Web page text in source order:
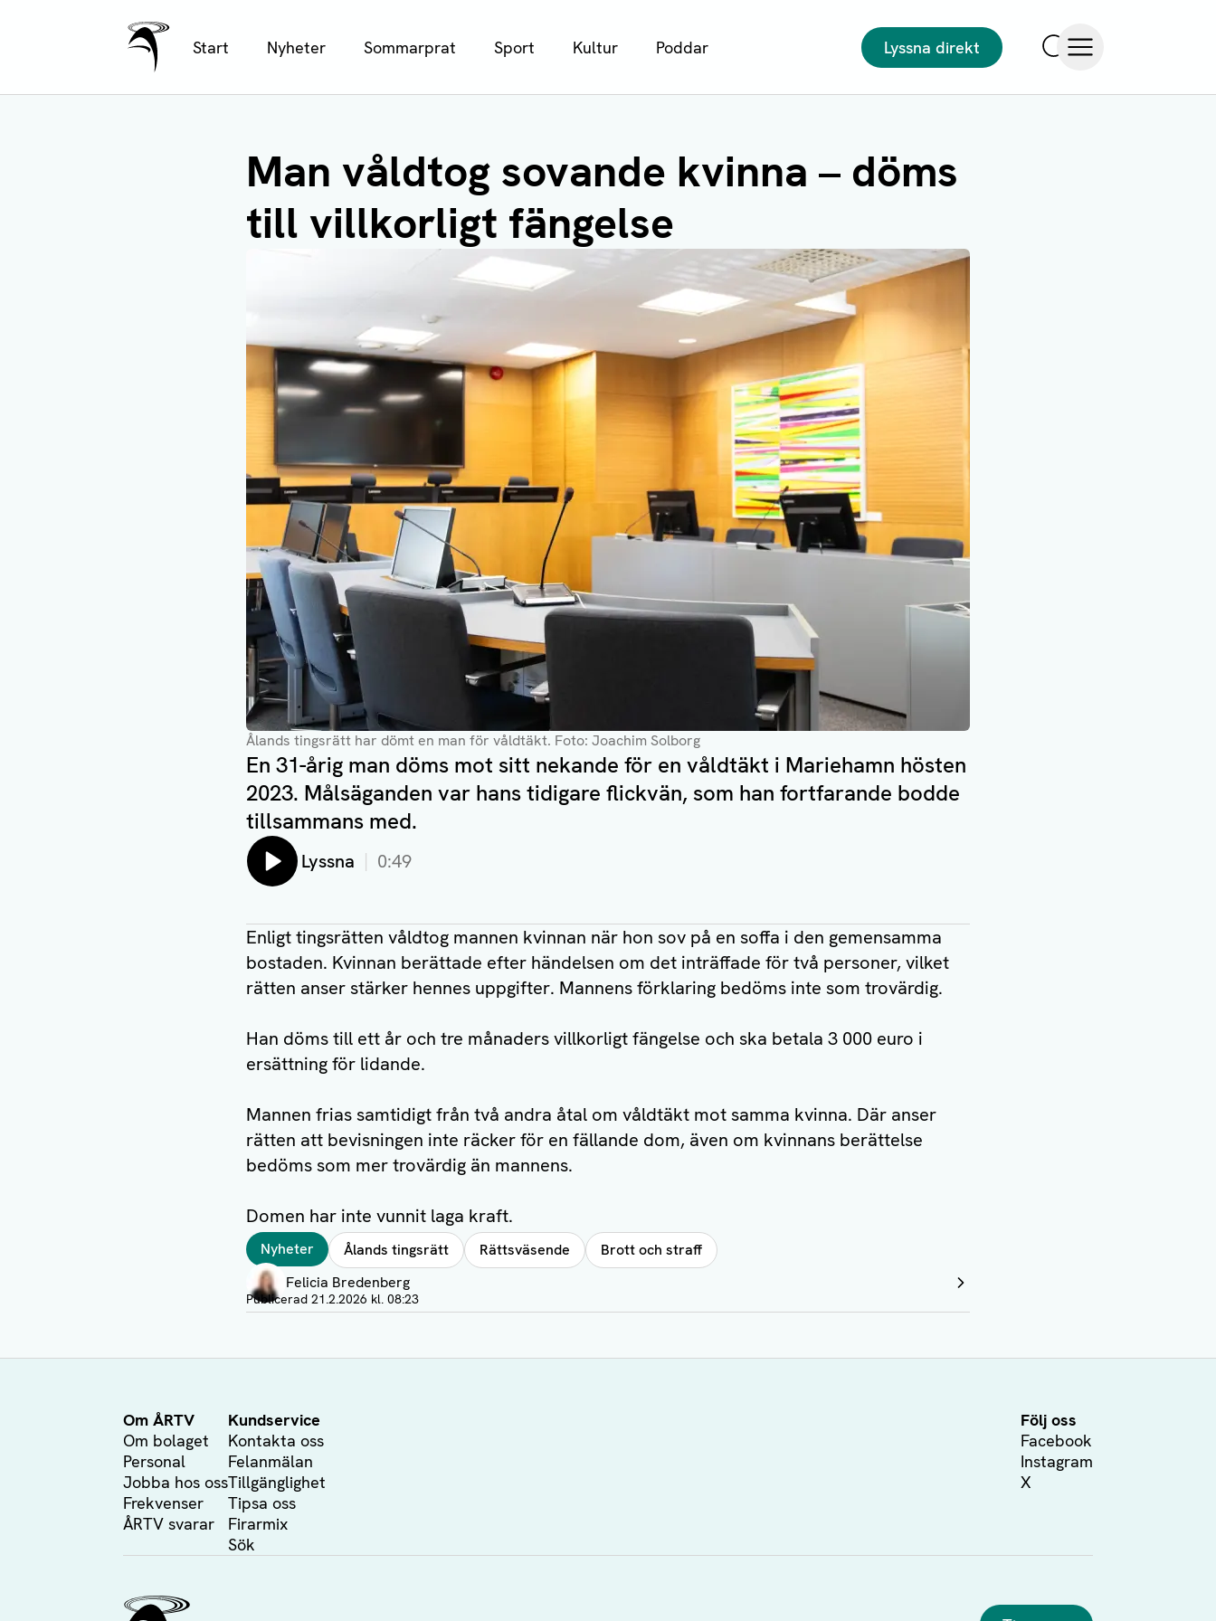
Ålands Radio & TV
Start Nyheter Sommarprat Sport Kultur Poddar
Lyssna direkt
Man våldtog sovande kvinna – döms
till villkorligt fängelse
Ålands tingsrätt har dömt en man för våldtäkt. Foto: Joachim Solborg
En 31-årig man döms mot sitt nekande för en våldtäkt i Mariehamn hösten
2023. Målsäganden var hans tidigare flickvän, som han fortfarande bodde
tillsammans med.
Lyssna 0:49
Enligt tingsrätten våldtog mannen kvinnan när hon sov på en soffa i den gemensamma
bostaden. Kvinnan berättade efter händelsen om det inträffade för två personer, vilket
rätten anser stärker hennes uppgifter. Mannens förklaring bedöms inte som trovärdig.
Han döms till ett år och tre månaders villkorligt fängelse och ska betala 3 000 euro i
ersättning för lidande.
Mannen frias samtidigt från två andra åtal om våldtäkt mot samma kvinna. Där anser
rätten att bevisningen inte räcker för en fällande dom, även om kvinnans berättelse
bedöms som mer trovärdig än mannens.
Domen har inte vunnit laga kraft.
TaggarNyheter Ålands tingsrätt Rättsväsende Brott och straff
Författare
Felicia Bredenberg
Visa profil
Publicerad 21.2.2026 kl. 08:23
Om ÅRTV
Om bolaget
Personal
Jobba hos oss
Frekvenser
ÅRTV svarar
Kundservice
Kontakta oss
Felanmälan
Tillgänglighet
Tipsa oss
Firarmix
Sök
Följ oss
Facebook
Instagram
X
Ålands Radio & TV